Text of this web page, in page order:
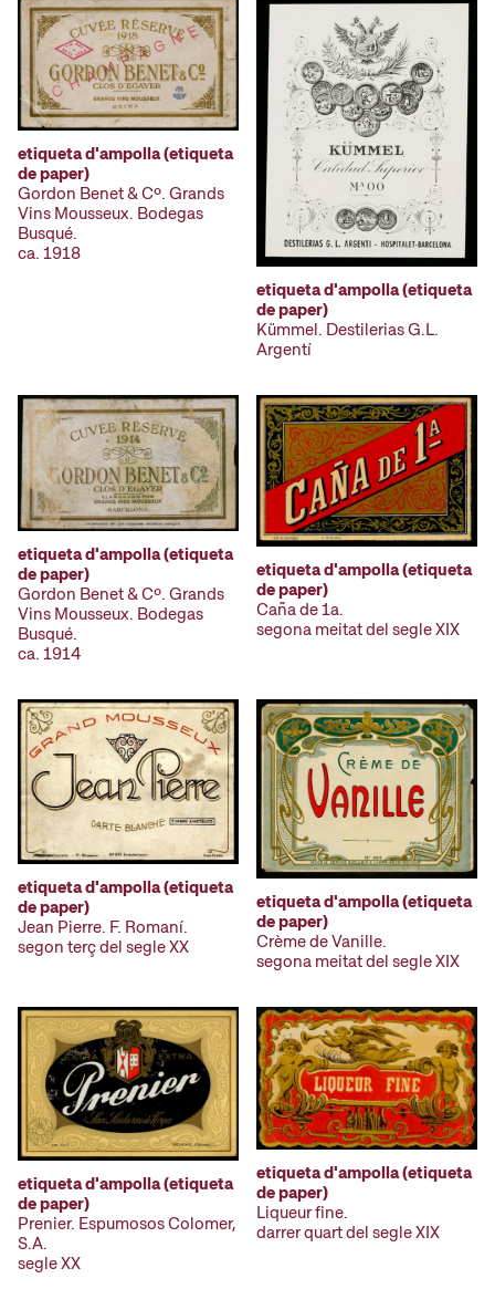
etiqueta d'ampolla (etiqueta
de paper)
Gordon Benet & Cº. Grands
Vins Mousseux. Bodegas
Busqué.
ca. 1918
etiqueta d'ampolla (etiqueta
de paper)
Kümmel. Destilerias G.L.
Argentí
etiqueta d'ampolla (etiqueta
de paper)
Gordon Benet & Cº. Grands
Vins Mousseux. Bodegas
Busqué.
ca. 1914
etiqueta d'ampolla (etiqueta
de paper)
Caña de 1a.
segona meitat del segle XIX
etiqueta d'ampolla (etiqueta
de paper)
Jean Pierre. F. Romaní.
segon terç del segle XX
etiqueta d'ampolla (etiqueta
de paper)
Crème de Vanille.
segona meitat del segle XIX
etiqueta d'ampolla (etiqueta
de paper)
Prenier. Espumosos Colomer,
S.A.
segle XX
etiqueta d'ampolla (etiqueta
de paper)
Liqueur fine.
darrer quart del segle XIX